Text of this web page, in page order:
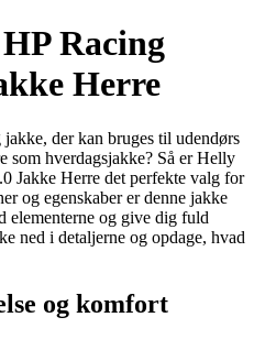
Racing
Herre
der kan bruges til udendørs
som hverdagsjakke? Så er Helly
Jakke Herre det perfekte valg for
og egenskaber er denne jakke
elementerne og give dig fuld
ned i detaljerne og opdage, hvad
og komfort